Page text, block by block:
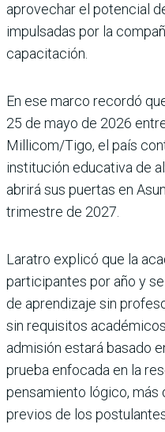
aprovechar el potencial
impulsadas por la
capacitación.
En ese marco recordó
25 de mayo de 2026
Millicom/Tigo, el país
institución educativa de
abrirá sus puertas en
trimestre de 2027.
Laratro explicó que la
participantes por año y
de aprendizaje sin
sin requisitos
admisión estará basado
prueba enfocada en la
pensamiento lógico,
previos de los